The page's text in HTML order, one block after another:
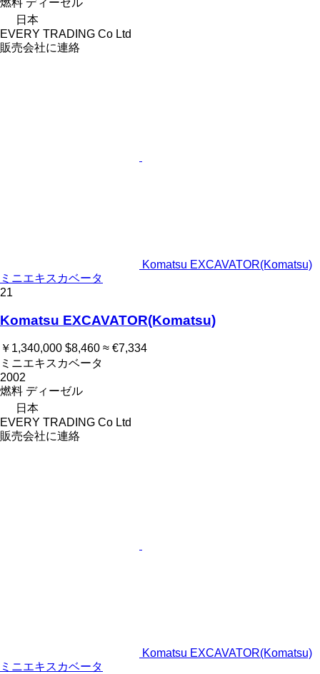
燃料 ディーゼル
日本
EVERY TRADING Co Ltd
販売会社に連絡
Komatsu EXCAVATOR(Komatsu)
ミニエキスカベータ
21
Komatsu EXCAVATOR(Komatsu)
￥1,340,000 $8,460 ≈ €7,334
ミニエキスカベータ
2002
燃料 ディーゼル
日本
EVERY TRADING Co Ltd
販売会社に連絡
Komatsu EXCAVATOR(Komatsu)
ミニエキスカベータ